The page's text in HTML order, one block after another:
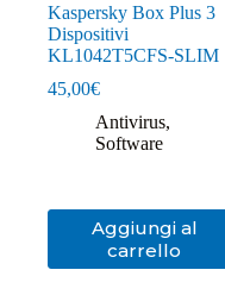
Kaspersky Box Plus 3
Dispositivi
KL1042T5CFS-SLIM
45,00€
Antivirus,
Software
Aggiungi al
carrello